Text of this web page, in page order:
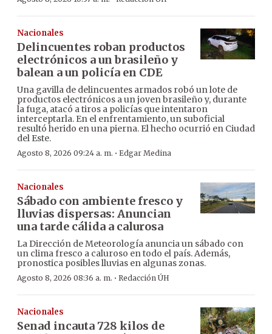
Nacionales
Delincuentes roban productos
electrónicos a un brasileño y
balean a un policía en CDE
Una gavilla de delincuentes armados robó un lote de
productos electrónicos a un joven brasileño y, durante
la fuga, atacó a tiros a policías que intentaron
interceptarla. En el enfrentamiento, un suboficial
resultó herido en una pierna. El hecho ocurrió en Ciudad
del Este.
Agosto 8, 2026 09:24 a. m. · Edgar Medina
Nacionales
Sábado con ambiente fresco y
lluvias dispersas: Anuncian
una tarde cálida a calurosa
La Dirección de Meteorología anuncia un sábado con
un clima fresco a caluroso en todo el país. Además,
pronostica posibles lluvias en algunas zonas.
Agosto 8, 2026 08:36 a. m. · Redacción ÚH
Nacionales
Senad incauta 728 kilos de